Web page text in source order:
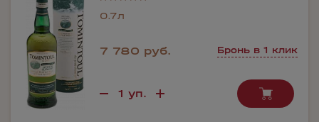
0.7л
7 780 руб. Бронь в 1 клик